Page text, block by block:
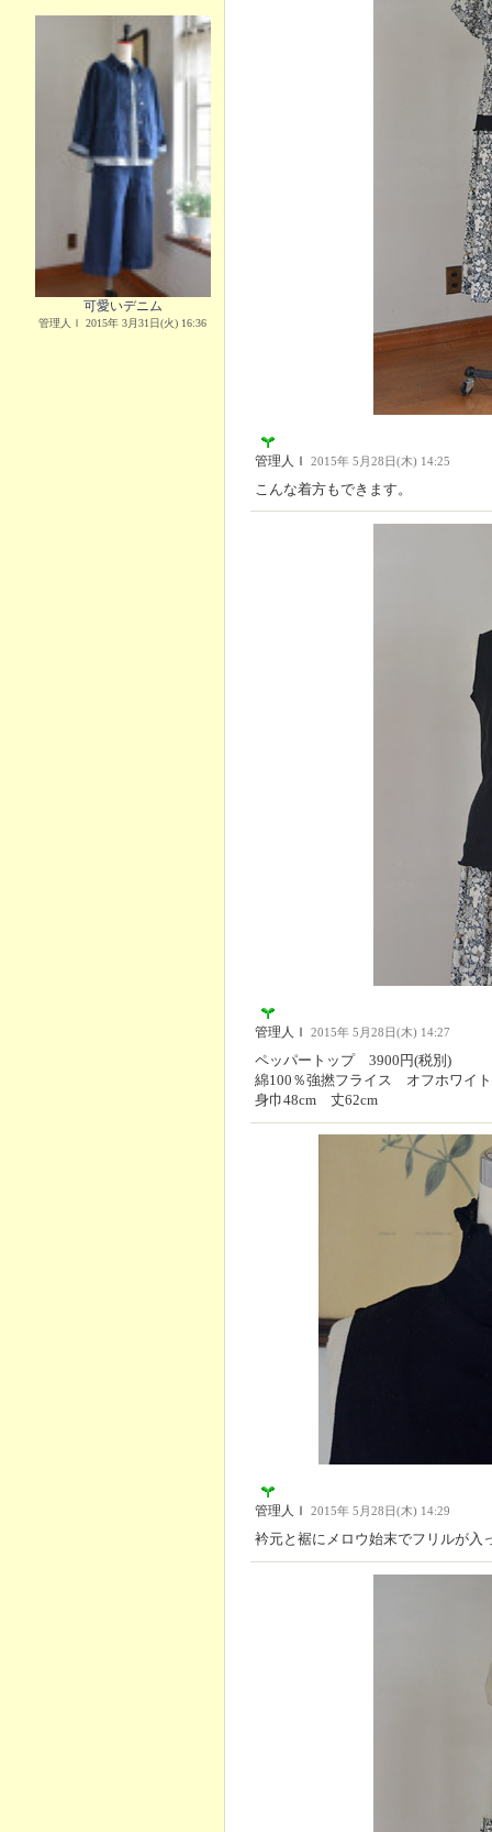
可愛いデニム
管理人Ｉ 2015年 3月31日(火) 16:36
管理人Ｉ 2015年 5月28日(木) 14:25
こんな着方もできます。
管理人Ｉ 2015年 5月28日(木) 14:27
ペッパートップ 3900円(税別)
綿100％強撚フライス オフホワイ
身巾48cm 丈62cm
管理人Ｉ 2015年 5月28日(木) 14:29
衿元と裾にメロウ始末でフリルが入